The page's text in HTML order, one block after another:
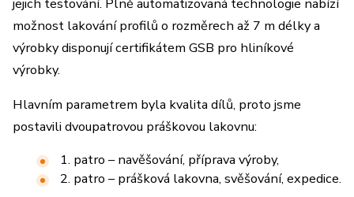
možnost lakování profilů o rozměrech až 7 m délky a
výrobky disponují certifikátem GSB pro hliníkové
výrobky.
Hlavním parametrem byla kvalita dílů, proto jsme
postavili dvoupatrovou práškovou lakovnu:
1. patro – navěšování, příprava výroby,
2. patro – prášková lakovna, svěšování, expedice.